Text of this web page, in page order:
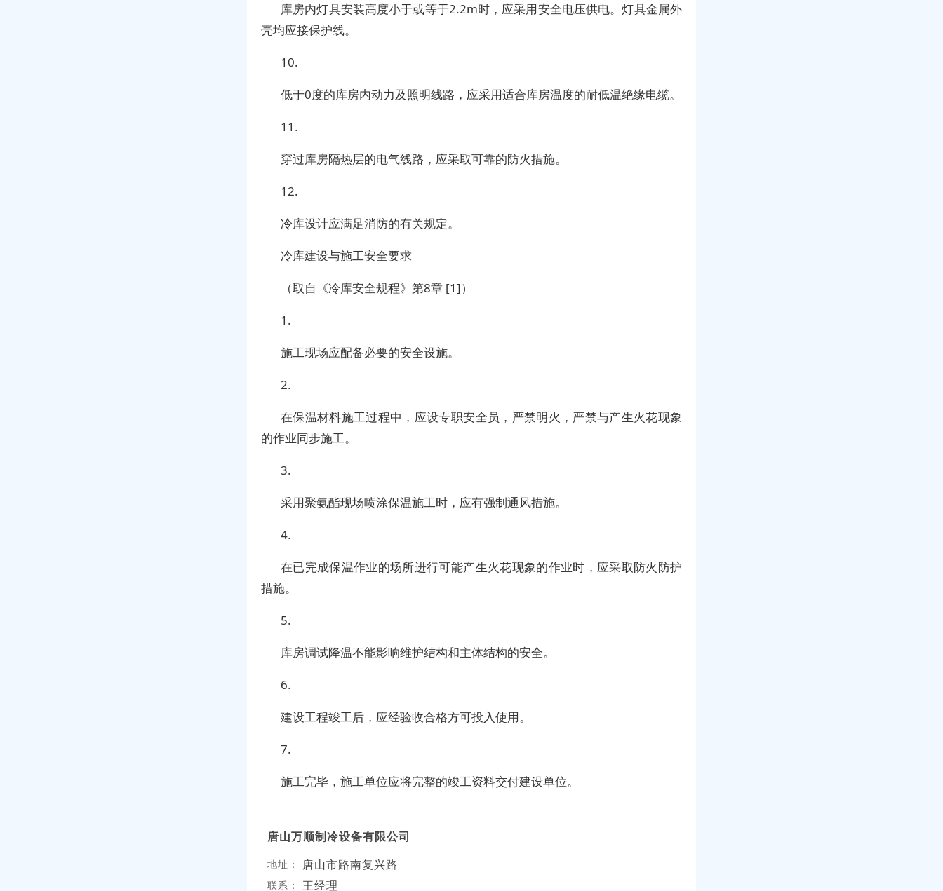
库房内灯具安装高度小于或等于2.2m时，应采用安全电压供电。灯具金属外
壳均应接保护线。
10.
低于0度的库房内动力及照明线路，应采用适合库房温度的耐低温绝缘电缆。
11.
穿过库房隔热层的电气线路，应采取可靠的防火措施。
12.
冷库设计应满足消防的有关规定。
冷库建设与施工安全要求
（取自《冷库安全规程》第8章 [1]）
1.
施工现场应配备必要的安全设施。
2.
在保温材料施工过程中，应设专职安全员，严禁明火，严禁与产生火花现象
的作业同步施工。
3.
采用聚氨酯现场喷涂保温施工时，应有强制通风措施。
4.
在已完成保温作业的场所进行可能产生火花现象的作业时，应采取防火防护
措施。
5.
库房调试降温不能影响维护结构和主体结构的安全。
6.
建设工程竣工后，应经验收合格方可投入使用。
7.
施工完毕，施工单位应将完整的竣工资料交付建设单位。
唐山万顺制冷设备有限公司
地址： 唐山市路南复兴路
联系： 王经理